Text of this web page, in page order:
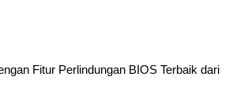
Fitur Perlindungan BIOS Terbaik dari